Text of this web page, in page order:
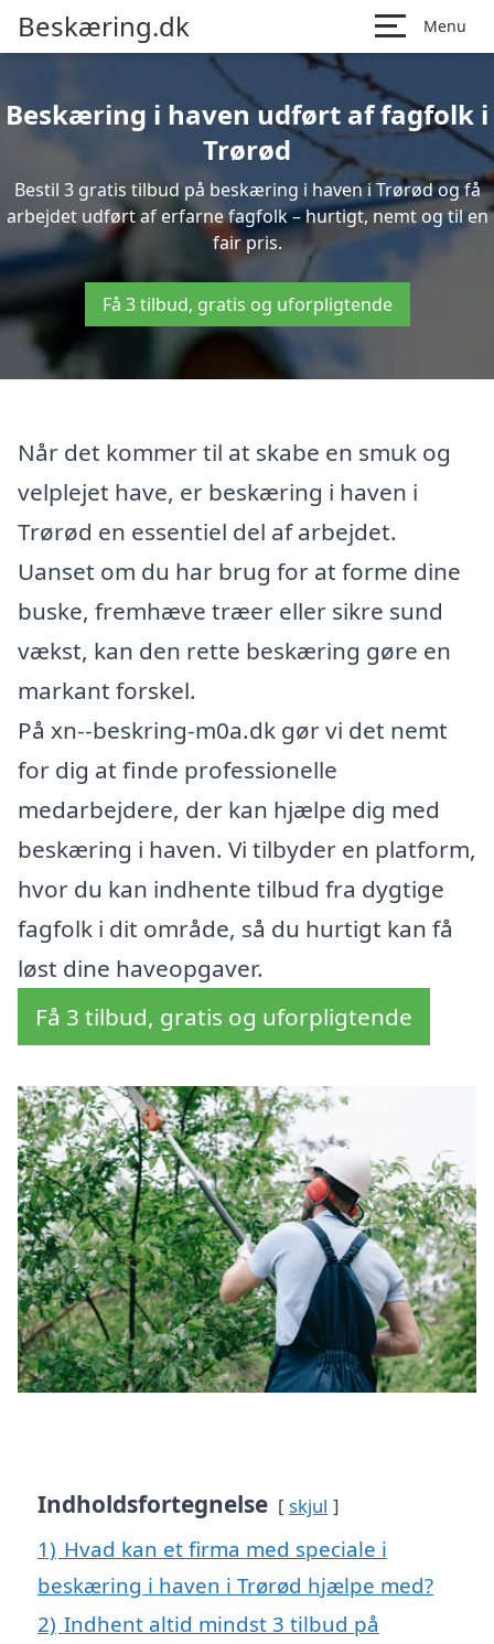
Beskæring.dk Menu
Beskæring i haven udført af fagfolk i
Trørød
Bestil 3 gratis tilbud på beskæring i haven i Trørød og få
arbejdet udført af erfarne fagfolk – hurtigt, nemt og til en
fair pris.
Få 3 tilbud, gratis og uforpligtende
Når det kommer til at skabe en smuk og
velplejet have, er beskæring i haven i
Trørød en essentiel del af arbejdet.
Uanset om du har brug for at forme dine
buske, fremhæve træer eller sikre sund
vækst, kan den rette beskæring gøre en
markant forskel.
På xn--beskring-m0a.dk gør vi det nemt
for dig at finde professionelle
medarbejdere, der kan hjælpe dig med
beskæring i haven. Vi tilbyder en platform,
hvor du kan indhente tilbud fra dygtige
fagfolk i dit område, så du hurtigt kan få
løst dine haveopgaver.
Få 3 tilbud, gratis og uforpligtende
Indholdsfortegnelse skjul
1) Hvad kan et firma med speciale i
beskæring i haven i Trørød hjælpe med?
2) Indhent altid mindst 3 tilbud på